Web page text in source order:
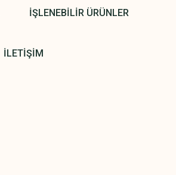
İŞLENEBİLİR ÜRÜNLER
İLETİŞİM